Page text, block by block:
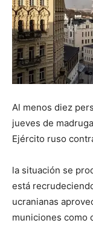
Al menos diez
jueves de
Ejército ruso
la situación se
está
ucranianas
municiones como